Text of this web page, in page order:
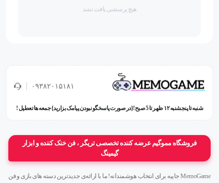
افزایش محسوس سرعت و تسلط در بازی
مناسب برای تمام انگشتان
دارای ضمانت اصالت و سلامت فیزیکی کالا
وزن
هیچ پرسشی یافت نشد
۰۹۳۸۲۰۱۵۱۸۱
شنبه تا پنجشنبه ۱۲ ظهر تا 5 صبح!{در صورت پاسخگو نبودن پیامک بزارید} جمعه ها تعطیل !
فروشگاه مموگیم عرضه کننده تخصصی تریگر ، فن خنک کننده و ابزار
گیمینگ
MemoGame جاییه برای انتخاب هوشمندانه! ما با ارائه‌ی جدیدترین دسته های بازی و فن